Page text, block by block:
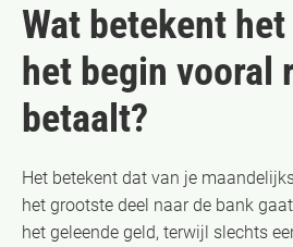
Wat betekent
het begin vooral
betaalt?
Het betekent dat van je
het grootste deel naar de bank
het geleende geld, terwijl slechts